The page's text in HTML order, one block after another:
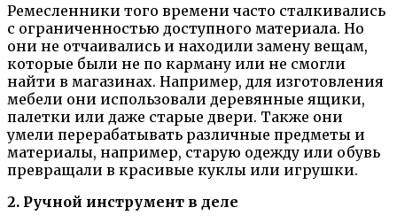
Ремесленники того времени часто сталкивались
с ограниченностью доступного материала. Но
они не отчаивались и находили замену вещам,
которые были не по карману или не смогли
найти в магазинах. Например, для изготовления
мебели они использовали деревянные ящики,
палетки или даже старые двери. Также они
умели перерабатывать различные предметы и
материалы, например, старую одежду или обувь
превращали в красивые куклы или игрушки.
2. Ручной инструмент в деле